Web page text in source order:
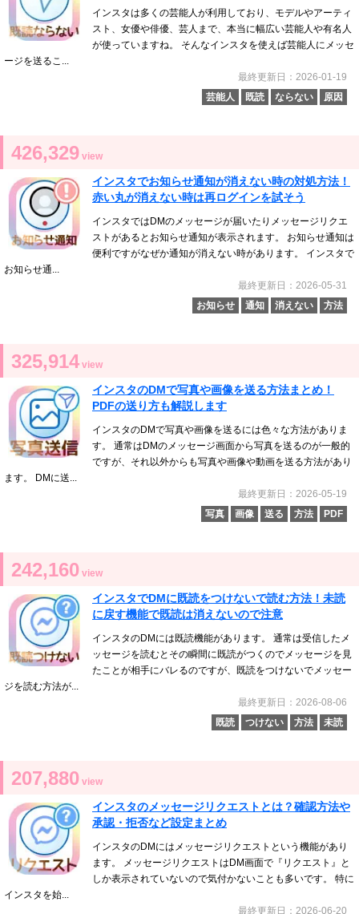
インスタは多くの芸能人が利用しており、モデルやアーティ
スト、女優や俳優、芸人まで、本当に幅広い芸能人や有名人
が使っていますね。 そんなインスタを使えば芸能人にメッセ
ージを送るこ...
最終更新日：2026-01-19
芸能人
既読 ならない 原因
426,329 view
インスタでお知らせ通知が消えない時の対処方法！
赤い丸が消えない時は再ログインを試そう
インスタではDMのメッセージが届いたりメッセージリクエ
ストがあるとお知らせ通知が表示されます。 お知らせ通知は
便利ですがなぜか通知が消えない時があります。 インスタで
お知らせ通...
最終更新日：2026-05-31
お知らせ
通知 消えない 方法
325,914 view
インスタのDMで写真や画像を送る方法まとめ！
PDFの送り方も解説します
インスタのDMで写真や画像を送るには色々な方法がありま
す。 通常はDMのメッセージ画面から写真を送るのが一般的
ですが、それ以外からも写真や画像や動画を送る方法があり
ます。 DMに送...
最終更新日：2026-05-19
写真
画像 送る 方法 PDF
242,160 view
インスタでDMに既読をつけないで読む方法！未読
に戻す機能で既読は消えないので注意
インスタのDMには既読機能があります。 通常は受信したメ
ッセージを読むとその瞬間に既読がつくのでメッセージを見
たことが相手にバレるのですが、既読をつけないでメッセー
ジを読む方法が...
最終更新日：2026-08-06
既読
つけない 方法 未読
207,880 view
インスタのメッセージリクエストとは？確認方法や
承認・拒否など設定まとめ
インスタのDMにはメッセージリクエストという機能があり
ます。 メッセージリクエストはDM画面で『リクエスト』と
しか表示されていないので気付かないことも多いです。 特に
インスタを始...
最終更新日：2026-06-20